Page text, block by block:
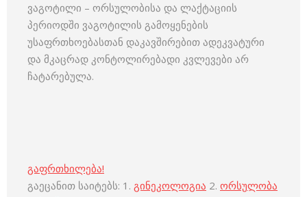
ვაგოტილი – ორსულობისა და ლაქტაციის
პერიოდში ვაგოტილის გამოყენების
უსაფრთხოებასთან დაკავშირებით ადეკვატური
და მკაცრად კონტოლირებადი კვლევები არ
ჩატარებულა.
გაფრთხილება!
გაეცანით საიტებს: 1. გინეკოლოგია 2. ორსულობა